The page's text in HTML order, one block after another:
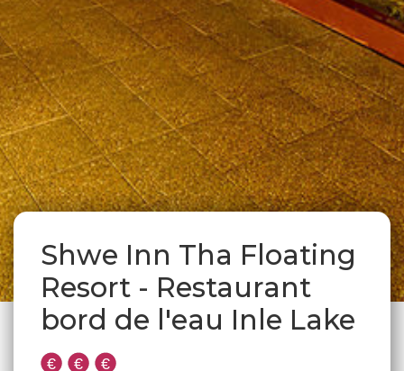
Shwe Inn Tha Floating
Resort - Restaurant
bord de l'eau Inle Lake